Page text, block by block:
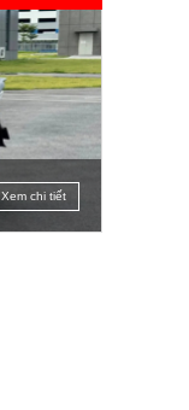
Xem chi tiết